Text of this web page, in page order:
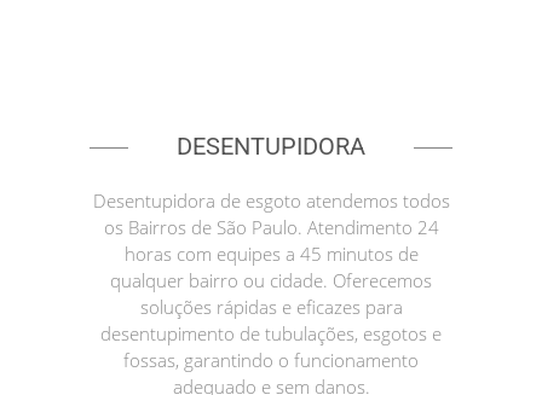
DESENTUPIDORA
Desentupidora de esgoto atendemos todos
os Bairros de São Paulo. Atendimento 24
horas com equipes a 45 minutos de
qualquer bairro ou cidade. Oferecemos
soluções rápidas e eficazes para
desentupimento de tubulações, esgotos e
fossas, garantindo o funcionamento
adequado e sem danos.